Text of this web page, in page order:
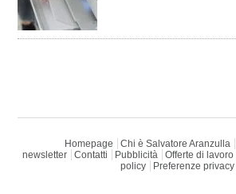
Homepage Chi è Salvatore Aranzulla
newsletter
Contatti Pubblicità Offerte di lavoro
policy
Preferenze privacy